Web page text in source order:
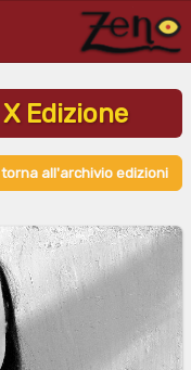
X Edizione
torna all'archivio edizioni